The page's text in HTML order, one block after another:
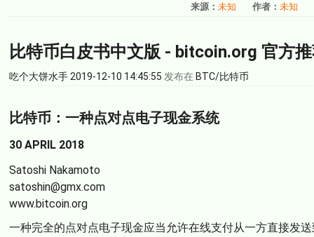
来源： 未知 作者： 未知
比特币白皮书中文版 - bitcoin.org 官方
吃个大饼水手 2019-12-10 14:45:55 发布在 BTC/比特币
比特币：一种点对点电子现金系统
30 APRIL 2018
Satoshi Nakamoto
satoshin@gmx.com
www.bitcoin.org
一种完全的点对点电子现金应当允许在线支付从一方直接发